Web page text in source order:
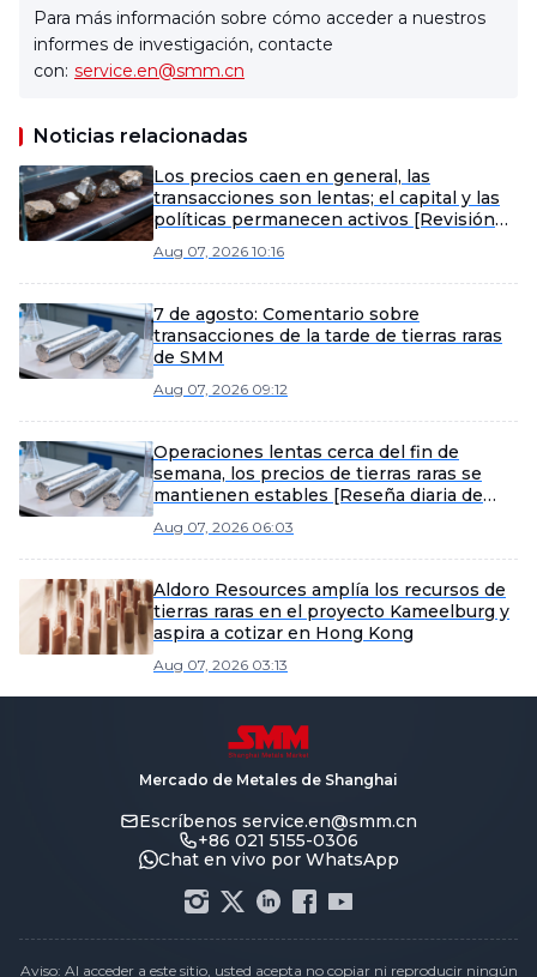
Para más información sobre cómo acceder a nuestros
informes de investigación, contacte
con: service.en@smm.cn
Noticias relacionadas
Los precios caen en general, las
transacciones son lentas; el capital y las
políticas permanecen activos [Revisión
SMM]
Aug 07, 2026 10:16
7 de agosto: Comentario sobre
transacciones de la tarde de tierras raras
de SMM
Aug 07, 2026 09:12
Operaciones lentas cerca del fin de
semana, los precios de tierras raras se
mantienen estables [Reseña diaria de
Aug 07, 2026 06:03
Aldoro Resources amplía los recursos de
tierras raras en el proyecto Kameelburg y
aspira a cotizar en Hong Kong
Aug 07, 2026 03:13
Mercado de Metales de Shanghai
Escríbenos service.en@smm.cn
+86 021 5155-0306
Chat en vivo por WhatsApp
Aviso: Al acceder a este sitio, usted acepta no copiar ni reproducir ningún